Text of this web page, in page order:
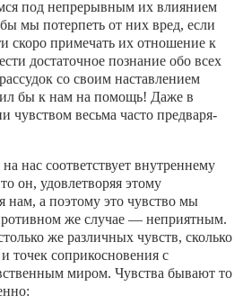
под непрерывным их влиянием
мы потерпеть от них вред, если
скоро примечать их отношение к
достаточное познание обо всех
со своим наставлением
бы к нам на помощь! Даже в
чувством весьма часто предваря­
нас соответствует внутреннему
он, удовле­творяя этому
нам, а поэто­му это чувство мы
же случае — неприятным.
же различных чувств, сколько
точек соприкосновения с
миром. Чувства бывают то